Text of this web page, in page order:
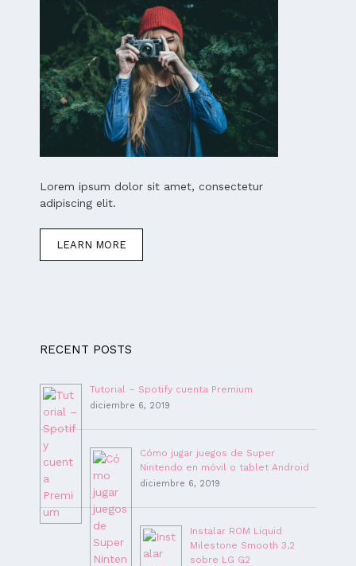
Lorem ipsum dolor sit amet, consectetur
adipiscing elit.
LEARN MORE
RECENT POSTS
Tutorial – Spotify cuenta Premium
diciembre 6, 2019
Cómo jugar juegos de Super
Nintendo en móvil o tablet Android
diciembre 6, 2019
Instalar ROM Liquid
Milestone Smooth 3,2
sobre LG G2